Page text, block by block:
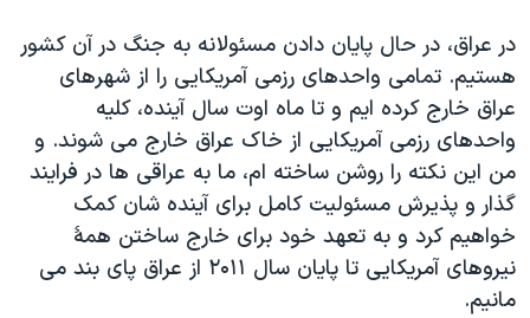
در عراق، در حال پایان دادن مسئولانه به جنگ در آن کشور
هستیم. تمامی واحدهای رزمی آمریکایی را از شهرهای
عراق خارج کرده ایم و تا ماه اوت سال آینده، کلیه
واحدهای رزمی آمریکایی از خاک عراق خارج می شوند. و
من این نکته را روشن ساخته ام، ما به عراقی ها در فرایند
گذار و پذیرش مسئولیت کامل برای آینده شان کمک
خواهیم کرد و به تعهد خود برای خارج ساختن همۀ
نیروهای آمریکایی تا پایان سال ۲۰۱۱ از عراق پای بند می
مانیم.